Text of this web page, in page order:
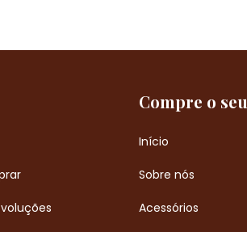
Compre o seu
Início
Sobre nós
Acessórios